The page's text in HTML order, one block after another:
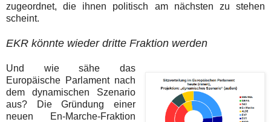
zugeordnet, die ihnen politisch am nächsten zu stehen
scheint.
EKR könnte wieder dritte Fraktion werden
Und wie sähe das
Europäische Parlament nach
dem dynamischen Szenario
aus? Die Gründung einer
neuen En-Marche-Fraktion